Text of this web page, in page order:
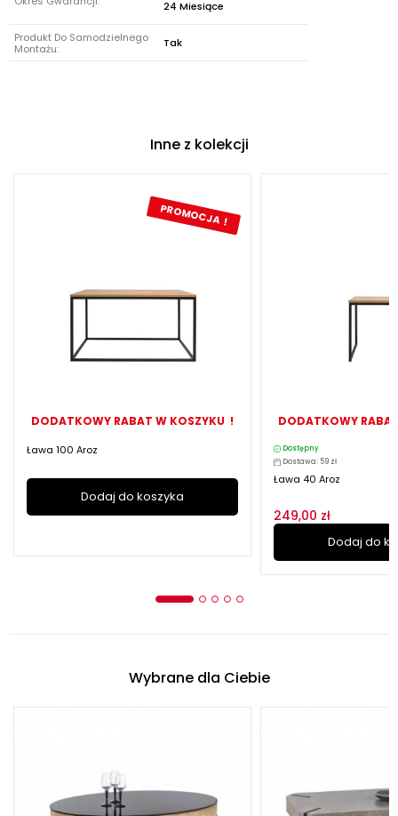
24 Miesiące
Produkt Do Samodzielnego
Montażu:
Tak
Inne z kolekcji
PROMOCJA !
DODATKOWY RABAT W KOSZYKU !
Ława 100 Aroz
Dodaj do koszyka
DODATKOWY
Dostępny
Dostawa: 59 zł
Ława 40 Aroz
249,00 zł
Dodaj do
Wybrane dla Ciebie